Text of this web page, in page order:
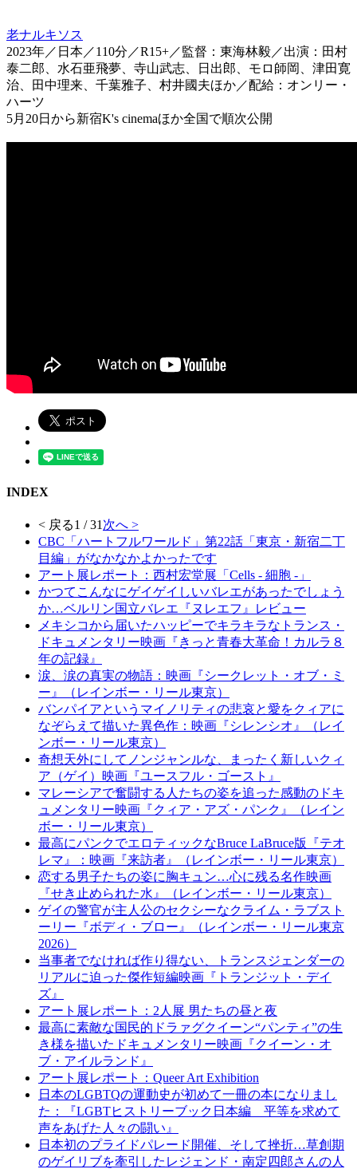
老ナルキソス
2023年／日本／110分／R15+／監督：東海林毅／出演：田村
泰二郎、水石亜飛夢、寺山武志、日出郎、モロ師岡、津田寛
治、田中理来、千葉雅子、村井國夫ほか／配給：オンリー・
ハーツ
5月20日から新宿K's cinemaほか全国で順次公開
INDEX
< 戻る1 / 31 次へ >
CBC「ハートフルワールド」第22話「東京・新宿二丁
目編」がなかなかよかったです
アート展レポート：西村宏堂展「Cells - 細胞 -」
かつてこんなにゲイゲイしいバレエがあったでしょう
か…ベルリン国立バレエ『ヌレエフ』レビュー
メキシコから届いたハッピーでキラキラなトランス・
ドキュメンタリー映画『きっと青春大革命！カルラ８
年の記録』
涙、涙の真実の物語：映画『シークレット・オブ・ミ
ー』（レインボー・リール東京）
バンパイアというマイノリティの悲哀と愛をクィアに
なぞらえて描いた異色作：映画『シレンシオ』（レイ
ンボー・リール東京）
奇想天外にしてノンジャンルな、まったく新しいクィ
ア（ゲイ）映画『ユースフル・ゴースト』
マレーシアで奮闘する人たちの姿を追った感動のドキ
ュメンタリー映画『クィア・アズ・パンク』（レイン
ボー・リール東京）
最高にパンクでエロティックなBruce LaBruce版『テオ
レマ』：映画『来訪者』（レインボー・リール東京）
恋する男子たちの姿に胸キュン…心に残る名作映画
『せき止められた水』（レインボー・リール東京）
ゲイの警官が主人公のセクシーなクライム・ラブスト
ーリー『ボディ・ブロー』（レインボー・リール東京
2026）
当事者でなければ作り得ない、トランスジェンダーの
リアルに迫った傑作短編映画『トランジット・デイ
ズ』
アート展レポート：2人展 男たちの昼と夜
最高に素敵な国⺠的ドラァグクイーン“パンティ”の生
き様を描いたドキュメンタリー映画『クイーン・オ
ブ・アイルランド』
アート展レポート：Queer Art Exhibition
日本のLGBTQの運動史が初めて一冊の本になりまし
た：『LGBTヒストリーブック日本編 平等を求めて
声をあげた人々の闘い』
日本初のプライドパレード開催、そして挫折…草創期
のゲイリブを牽引したレジェンド・南定四郎さんの人